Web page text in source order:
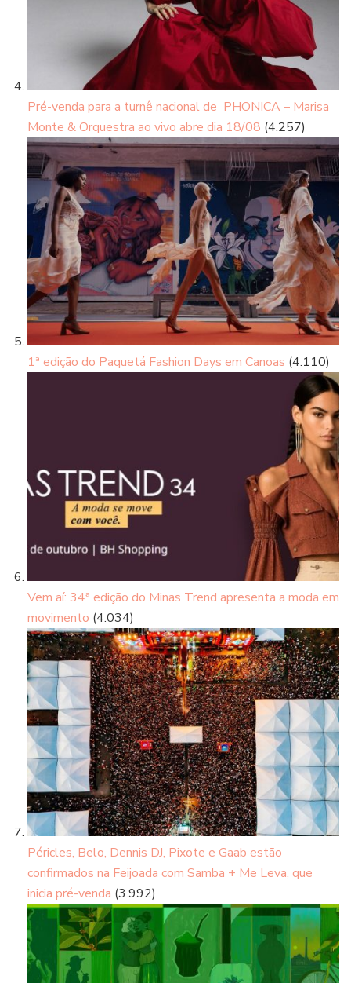
Pré-venda para a turnê nacional de PHONICA – Marisa
Monte & Orquestra ao vivo abre dia 18/08 (4.257)
1ª edição do Paquetá Fashion Days em Canoas (4.110)
Vem aí: 34ª edição do Minas Trend apresenta a moda em
movimento (4.034)
Péricles, Belo, Dennis DJ, Pixote e Gaab estão
confirmados na Feijoada com Samba + Me Leva, que
inicia pré-venda (3.992)